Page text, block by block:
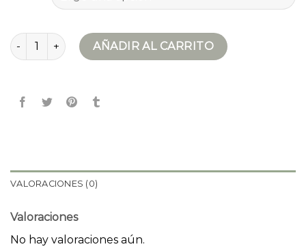
chaqueta vaquera cantidadAÑADIR AL CARRITO
VALORACIONES (0)
Valoraciones
No hay valoraciones aún.